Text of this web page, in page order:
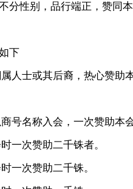
分性别，品行端正，赞同
下
人士或其后裔，热心赞助
号名称入会，一次赞助本
一次赞助二千铢者。
一次赞助二千铢。